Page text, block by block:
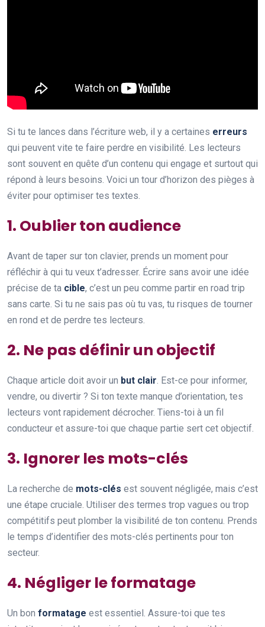
Si tu te lances dans l’écriture web, il y a certaines erreurs
qui peuvent vite te faire perdre en visibilité. Les lecteurs
sont souvent en quête d’un contenu qui engage et surtout qui
répond à leurs besoins. Voici un tour d’horizon des pièges à
éviter pour optimiser tes textes.
1. Oublier ton audience
Avant de taper sur ton clavier, prends un moment pour
réfléchir à qui tu veux t’adresser. Écrire sans avoir une idée
précise de ta cible, c’est un peu comme partir en road trip
sans carte. Si tu ne sais pas où tu vas, tu risques de tourner
en rond et de perdre tes lecteurs.
2. Ne pas définir un objectif
Chaque article doit avoir un but clair. Est-ce pour informer,
vendre, ou divertir ? Si ton texte manque d’orientation, tes
lecteurs vont rapidement décrocher. Tiens-toi à un fil
conducteur et assure-toi que chaque partie sert cet objectif.
3. Ignorer les mots-clés
La recherche de mots-clés est souvent négligée, mais c’est
une étape cruciale. Utiliser des termes trop vagues ou trop
compétitifs peut plomber la visibilité de ton contenu. Prends
le temps d’identifier des mots-clés pertinents pour ton
secteur.
4. Négliger le formatage
Un bon formatage est essentiel. Assure-toi que tes